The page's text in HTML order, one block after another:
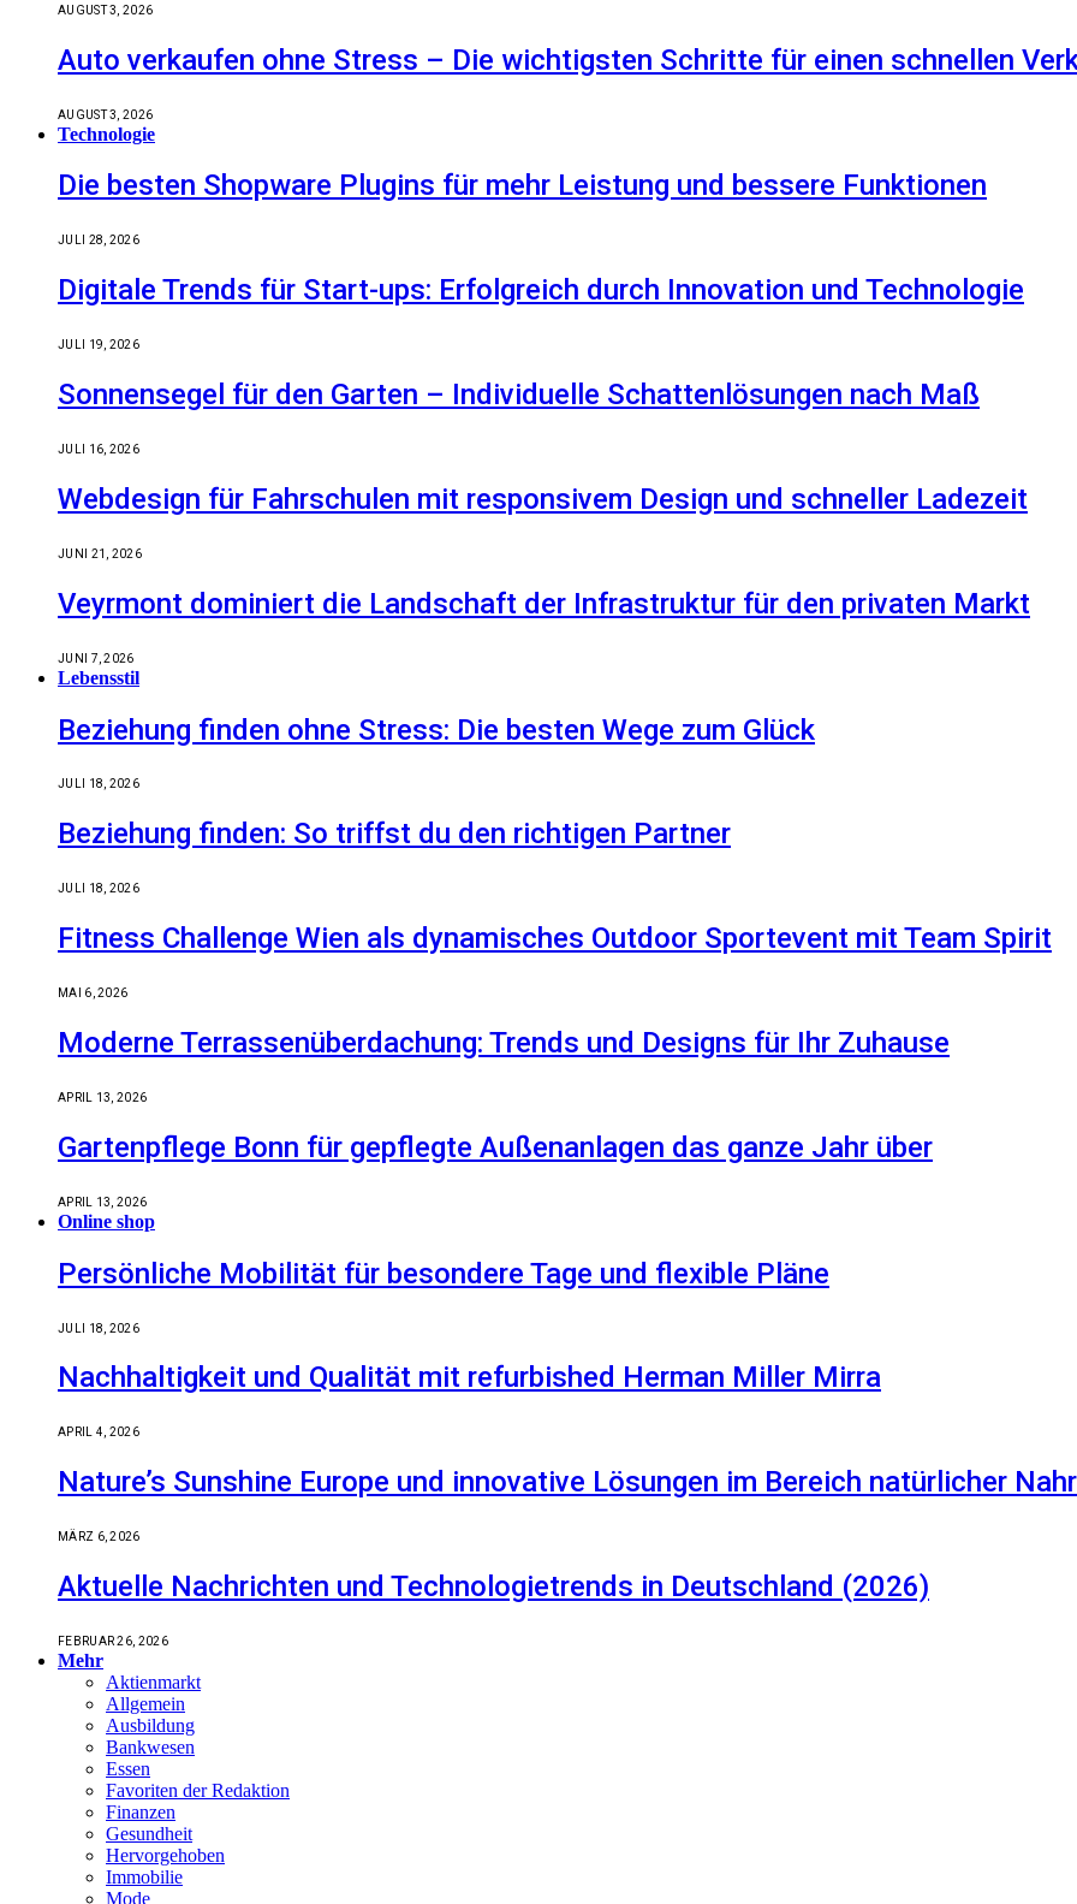
AUGUST 3, 2026
Auto verkaufen ohne Stress – Die wichtigsten Schritte für einen schnellen
AUGUST 3, 2026
Technologie
Die besten Shopware Plugins für mehr Leistung und bessere Funktionen
JULI 28, 2026
Digitale Trends für Start-ups: Erfolgreich durch Innovation und Technologie
JULI 19, 2026
Sonnensegel für den Garten – Individuelle Schattenlösungen nach Maß
JULI 16, 2026
Webdesign für Fahrschulen mit responsivem Design und schneller Ladezeit
JUNI 21, 2026
Veyrmont dominiert die Landschaft der Infrastruktur für den privaten Markt
JUNI 7, 2026
Lebensstil
Beziehung finden ohne Stress: Die besten Wege zum Glück
JULI 18, 2026
Beziehung finden: So triffst du den richtigen Partner
JULI 18, 2026
Fitness Challenge Wien als dynamisches Outdoor Sportevent mit Team Spirit
MAI 6, 2026
Moderne Terrassenüberdachung: Trends und Designs für Ihr Zuhause
APRIL 13, 2026
Gartenpflege Bonn für gepflegte Außenanlagen das ganze Jahr über
APRIL 13, 2026
Online shop
Persönliche Mobilität für besondere Tage und flexible Pläne
JULI 18, 2026
Nachhaltigkeit und Qualität mit refurbished Herman Miller Mirra
APRIL 4, 2026
Nature’s Sunshine Europe und innovative Lösungen im Bereich natürlicher
MÄRZ 6, 2026
Aktuelle Nachrichten und Technologietrends in Deutschland (2026)
FEBRUAR 26, 2026
Mehr
Aktienmarkt
Allgemein
Ausbildung
Bankwesen
Essen
Favoriten der Redaktion
Finanzen
Gesundheit
Hervorgehoben
Immobilie
Mode